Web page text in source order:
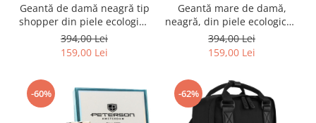
Geantă de damă neagră tip
shopper din piele ecologică
cu husă practică inclusă -
Peterson PTR-PTN TOR-ALE-
26 BLACK
394,00 Lei
159,00 Lei
Geantă mare de damă,
neagră, din piele ecologică -
Peterson PTR-PTN TOR-ALE-
25 BLACK
394,00 Lei
159,00 Lei
-60% -62%